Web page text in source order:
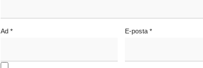
Ad * E-posta *